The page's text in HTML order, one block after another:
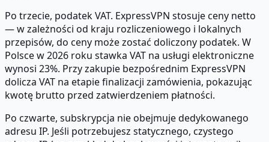
Po trzecie, podatek VAT. ExpressVPN stosuje ceny netto
— w zależności od kraju rozliczeniowego i lokalnych
przepisów, do ceny może zostać doliczony podatek. W
Polsce w 2026 roku stawka VAT na usługi elektroniczne
wynosi 23%. Przy zakupie bezpośrednim ExpressVPN
dolicza VAT na etapie finalizacji zamówienia, pokazując
kwotę brutto przed zatwierdzeniem płatności.
Po czwarte, subskrypcja nie obejmuje dedykowanego
adresu IP. Jeśli potrzebujesz statycznego, czystego